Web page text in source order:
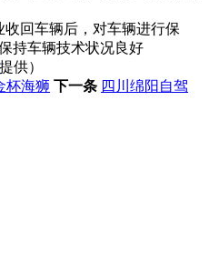
回车辆后，对车辆进行保
持车辆技术状况良好
提供）
杯海狮 下一条 四川绵阳自驾